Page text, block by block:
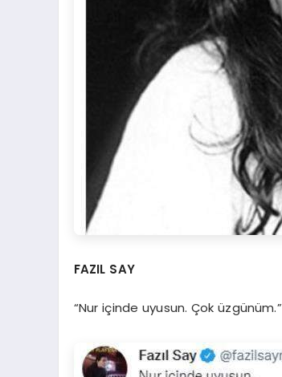
FAZIL SAY
“Nur içinde uyusun. Çok üzgünüm.”